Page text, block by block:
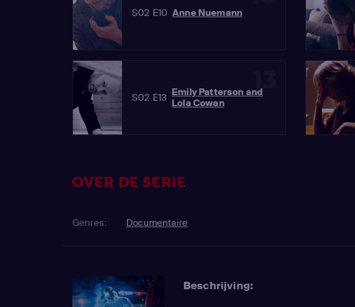
S02 E10 Anne Nuemann
13
S02 E13 Emily Patterson and
Lola Cowan
OVER DE SERIE
Genres: Documentaire
Beschrijving: